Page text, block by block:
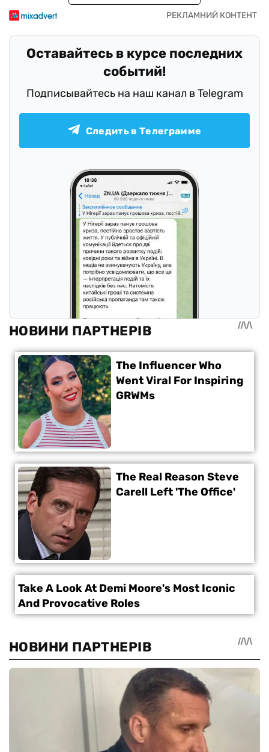
Оставайтесь в курсе последних
событий!
Подписывайтесь на наш канал в Telegram
Следить в Телеграмме